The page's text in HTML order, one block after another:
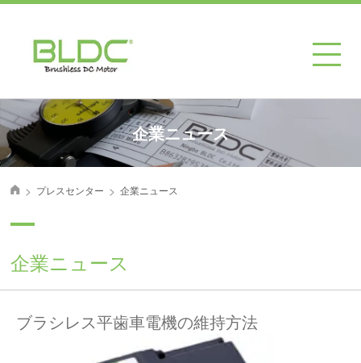
企業ニュース
首页
> プレスセンター > 企業ニュース
企業ニュース
ブラシレス平歯車電機の維持方法